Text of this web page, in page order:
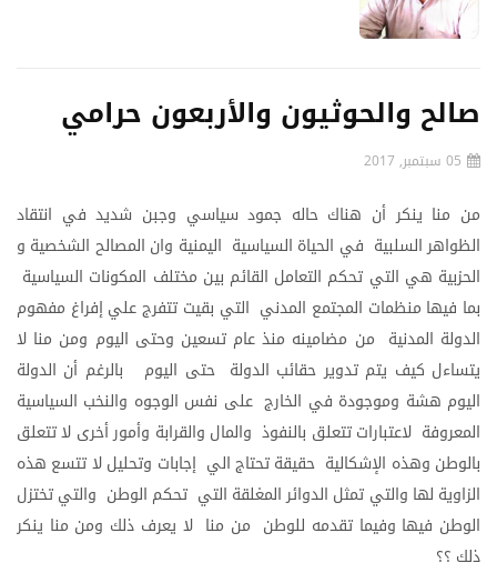
صالح والحوثيون والأربعون حرامي
05 سبتمبر, 2017
من منا ينكر أن هناك حاله جمود سياسي وجبن شديد في انتقاد
الظواهرالسلبية في الحياة السياسية اليمنية وان المصالح الشخصية و
الحزبية هي التي تحكم التعامل القائم بين مختلف المكونات السياسية
بما فيها منظمات المجتمع المدني التي بقيت تتفرجعلي إفراغ مفهوم
الدولة المدنية من مضامينه منذ عام تسعين وحتى اليوم ومن منا لا
يتساءل كيف يتم تدوير حقائب الدولة حتى اليوم بالرغم أن الدولة
اليوم هشة وموجودة في الخارج على نفس الوجوه والنخب السياسية
المعروفة لاعتباراتتتعلق بالنفوذ والمال والقرابة وأمورأخرى لاتتعلق
بالوطن وهذه الإشكالية حقيقةتحتاجالي إجابات وتحليللاتتسع هذه
الزاوية لها والتي تمثل الدوائرالمغلقة التي تحكم الوطن والتيتختزل
الوطن فيها وفيما تقدمه للوطن من منا لا يعرف ذلك ومن منا ينكر
ذلك ؟؟